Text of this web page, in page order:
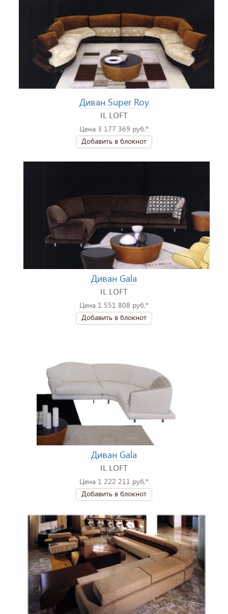
Диван Super Roy
IL LOFT
Цена 3 177 369 руб.*
Добавить в блокнот
Диван Gala
IL LOFT
Цена 1 551 808 руб.*
Добавить в блокнот
Диван Gala
IL LOFT
Цена 1 222 211 руб.*
Добавить в блокнот